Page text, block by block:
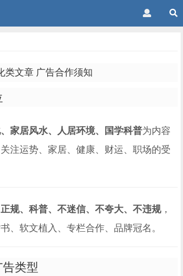
类文章 广告合作须知
家居风水、人居环境、国学科普为内容
注运势、家居、健康、财运、职场的受
正规、科普、不迷信、不夸大、不违规，
、软文植入、专栏合作、品牌冠名。
类型